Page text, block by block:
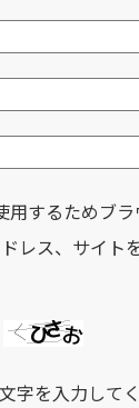
用するためブ
レス、サイト
字を入力してく